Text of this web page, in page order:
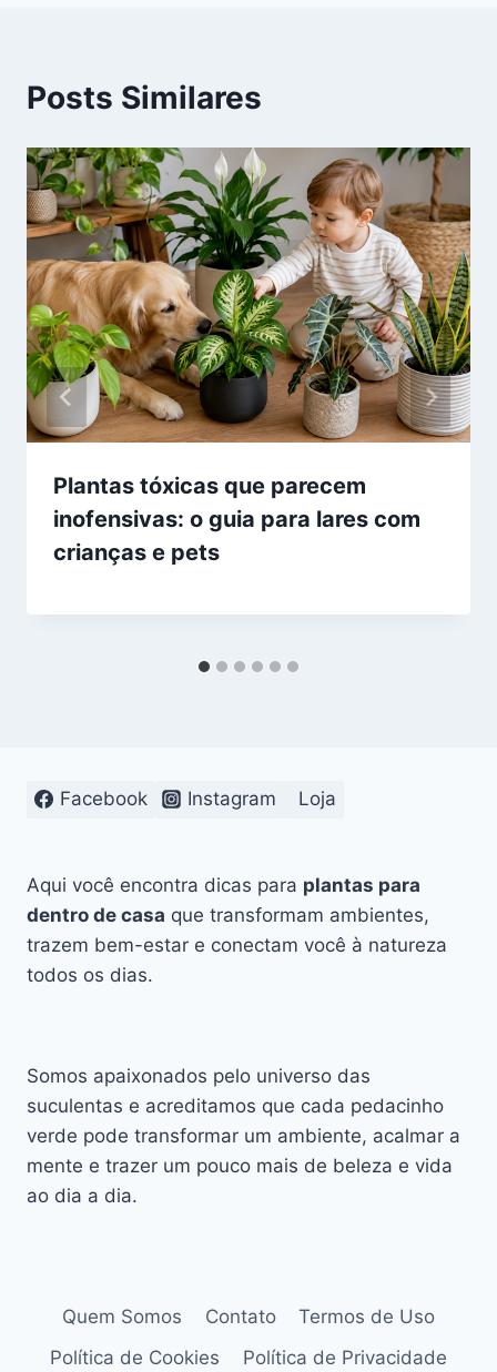
Posts Similares
Plantas tóxicas que parecem
inofensivas: o guia para lares com
crianças e pets
Facebook Instagram Loja
Aqui você encontra dicas para plantas para
dentro de casa que transformam ambientes,
trazem bem-estar e conectam você à natureza
todos os dias.
Somos apaixonados pelo universo das
suculentas e acreditamos que cada pedacinho
verde pode transformar um ambiente, acalmar a
mente e trazer um pouco mais de beleza e vida
ao dia a dia.
Quem Somos Contato
Termos de Uso
Política de Cookies
Política de Privacidade